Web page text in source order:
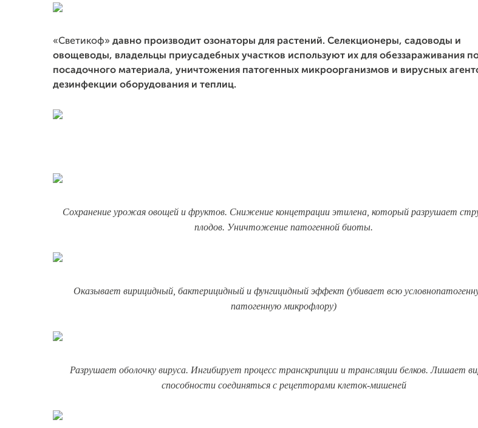
«Светикоф» давно производит озонаторы для растений. Селекционеры, садоводы и
овощеводы, владельцы приусадебных участков используют их для обеззараживания
посадочного материала, уничтожения патогенных микроорганизмов и вирусных
дезинфекции оборудования и теплиц.
Сохранение урожая овощей и фруктов. Снижение концетрации этилена, который разрушает
плодов. Уничтожение патогенной биоты.
Оказывает вирицидный, бактерицидный и фунгицидный эффект (убивает всю
патогенную микрофлору)
Разрушает оболочку вируса. Ингибирует процесс транскрипции и трансляции белков. Лишает
способности соединяться с рецепторами клеток-мишеней